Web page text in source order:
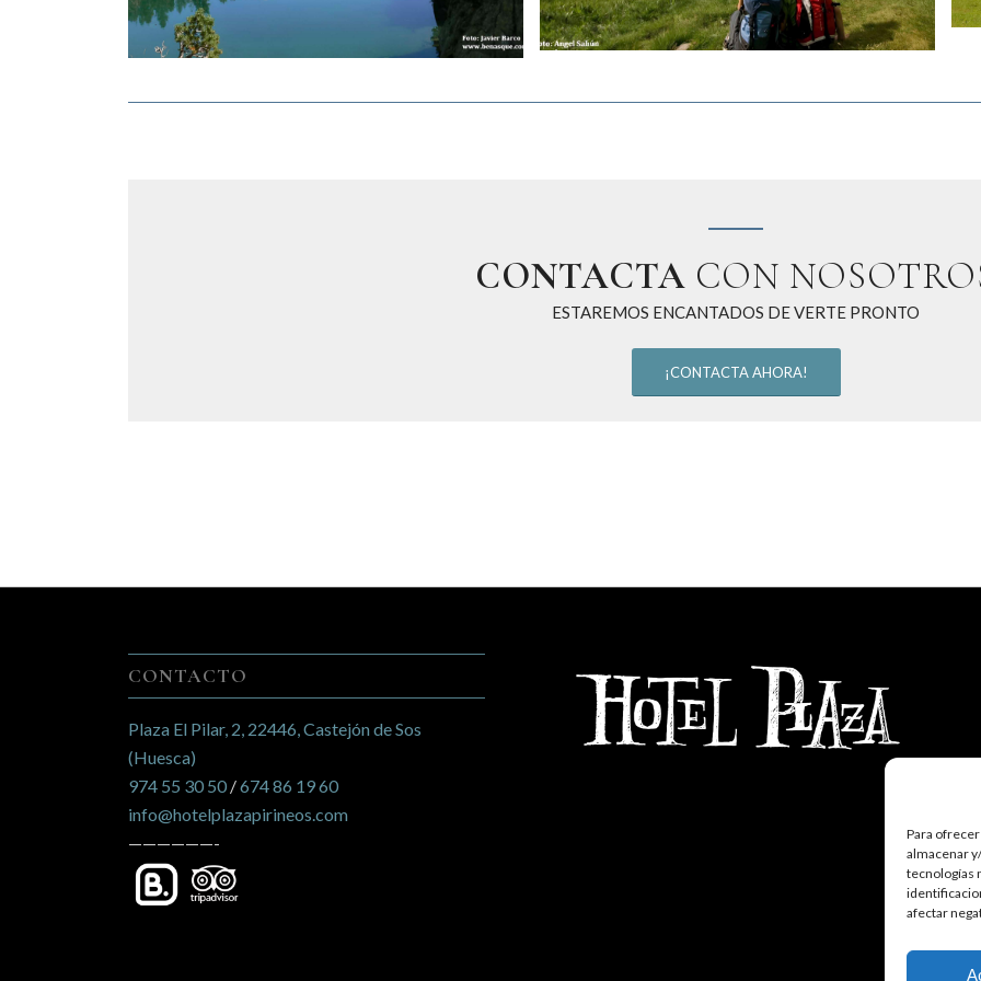
Para
almacenar
tecnologías
afectar
CONTACTA CON
ESTAREMOS ENCANTADOS DE VERTE PRONTO
¡CONTACTA AHORA!
CONTACTO
Plaza El Pilar, 2, 22446, Castejón de Sos
(Huesca)
974 55 30 50 /674 86 19 60
info@hotelplazapirineos.com
——————-